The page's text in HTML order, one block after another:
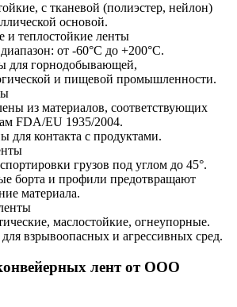
с тканевой (полиэстер, нейлон)
основой.
и теплостойкие ленты
от -60°C до +200°C.
для горнодобывающей,
и пищевой промышленности.
из материалов, соответствующих
FDA/EU 1935/2004.
для контакта с продуктами.
грузов под углом до 45°.
борта и профили предотвращают
материала.
маслостойкие, огнеупорные.
взрывоопасных и агрессивных сред.
лент от ООО